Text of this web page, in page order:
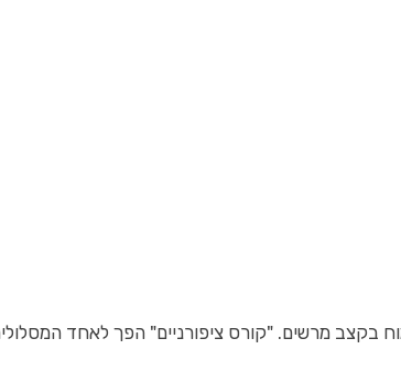
מרשים. "קורס ציפורניים" הפך לאחד